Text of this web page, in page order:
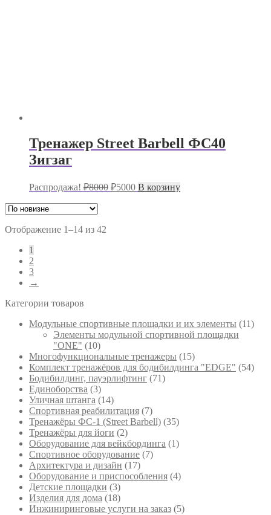
Тренажер Street Barbell ФС40
Зигзаг
Распродажа! ₽8000 Первоначальная
₽5000Текущая
цена:
В корзину
Отображение 1–14 из 42
1
2
3
→
Категории товаров
Модульные спортивные площадки и их элементы (11)
Элементы модульной спортивной площадки
"ONE" (10)
Многофункциональные тренажеры (15)
Комплект тренажёров для бодибилдинга "EDGE" (54)
Бодибилдинг, пауэрлифтинг (71)
Единоборства (3)
Уличная штанга (14)
Спортивная реабилитация (7)
Тренажёры ФС-1 (Street Barbell) (35)
Тренажёры для йоги (2)
Оборудование для вейкбординга (1)
Спортивное оборудование (7)
Архитектура и дизайн (17)
Оборудование и приспособления (4)
Детские площадки (3)
Изделия для дома (18)
Инжиниринговые услуги на заказ (5)